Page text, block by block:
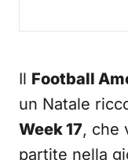
Il Football
un Natale
Week 17, che
partite nella